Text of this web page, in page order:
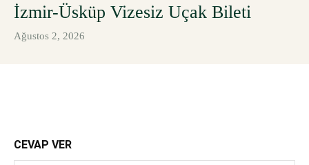
İzmir-Üsküp Vizesiz Uçak Bileti
Ağustos 2, 2026
CEVAP VER